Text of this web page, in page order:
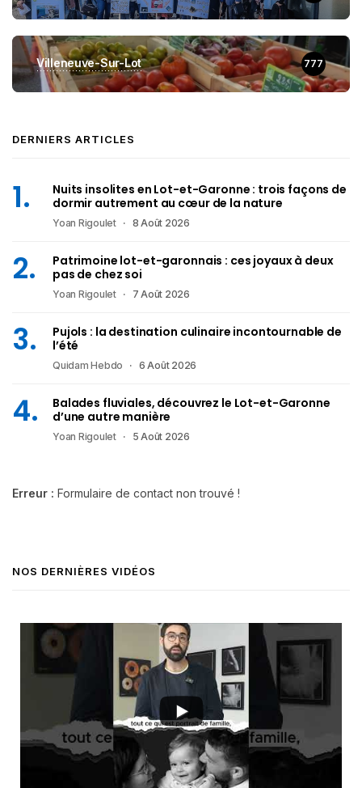
Villeneuve-Sur-Lot 777
DERNIERS ARTICLES
Nuits insolites en Lot-et-Garonne : trois façons de
dormir autrement au cœur de la nature
Yoan Rigoulet 8 Août 2026
Patrimoine lot-et-garonnais : ces joyaux à deux
pas de chez soi
Yoan Rigoulet 7 Août 2026
Pujols : la destination culinaire incontournable de
l’été
Quidam Hebdo 6 Août 2026
Balades fluviales, découvrez le Lot-et-Garonne
d’une autre manière
Yoan Rigoulet 5 Août 2026
Erreur : Formulaire de contact non trouvé !
NOS DERNIÈRES VIDÉOS